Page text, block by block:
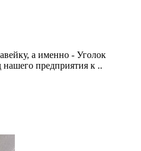
а именно - Уголок
предприятия к ..